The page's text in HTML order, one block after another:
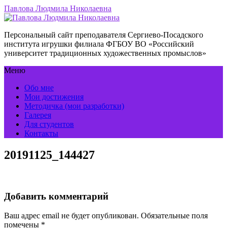
Павлова Людмила Николаевна
Персональный сайт преподавателя Сергиево-Посадского
института игрушки филиала ФГБОУ ВО «Российский
университет традиционных художественных промыслов»
Меню
Обо мне
Мои достижения
Методичка (мои разработки)
Галерея
Для студентов
Контакты
20191125_144427
Добавить комментарий
Ваш адрес email не будет опубликован. Обязательные поля
помечены *